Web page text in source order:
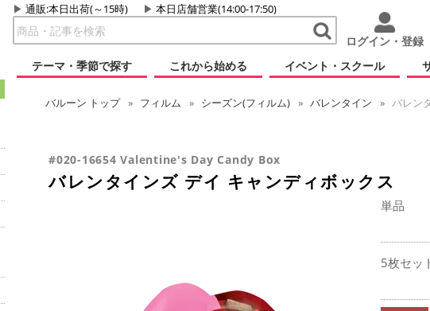
通販:本日出荷(～15時) 本日店舗営業(14:00-17:50)
ログイン・登録
テーマ・季節で探す
これから始める イベント・スクール
バルーン トップ フィルム シーズン(フィルム) バレンタイン バレン
#020-16654 Valentine's Day Candy Box
バレンタインズ デイ キャンディボックス
単品
5枚セッ